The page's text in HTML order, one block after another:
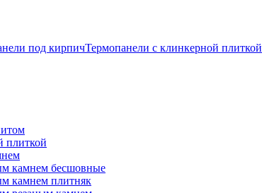
под кирпичТермопанели с клинкерной плиткой
плиткой
камнем бесшовные
камнем плитняк